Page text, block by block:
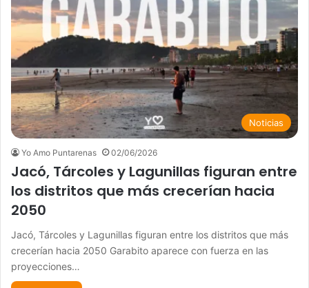
Noticias
Yo Amo Puntarenas 02/06/2026
Jacó, Tárcoles y Lagunillas figuran entre
los distritos que más crecerían hacia
2050
Jacó, Tárcoles y Lagunillas figuran entre los distritos que más
crecerían hacia 2050 Garabito aparece con fuerza en las
proyecciones…